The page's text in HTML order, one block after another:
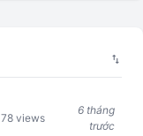
swap_vert
78 views
6 tháng
trước